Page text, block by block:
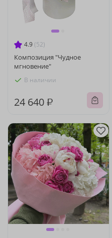
4.9 (52)
Композиция "Чудное
мгновение"
В наличии
24 640 ₽